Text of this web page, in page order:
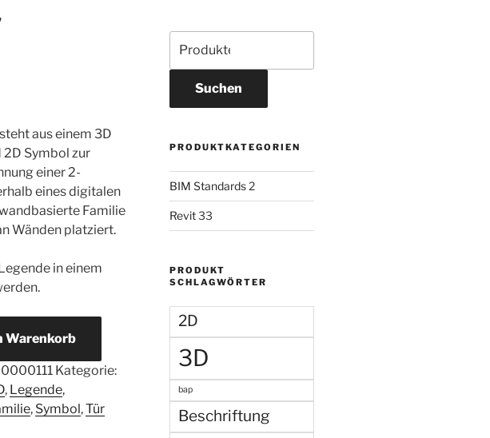
aus einem 3D
2D Symbol zur
einer 2-
eines digitalen
Familie
Wänden platziert.
in einem
Warenkorb
Kategorie:
, Legende,
, Symbol,Tür
Suchen
PRODUKTKATEGORIEN
BIM Standards2
Revit33
PRODUKT
SCHLAGWÖRTER
2D
3D
bap
Beschriftung